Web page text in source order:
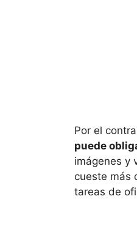
Por el
puede
imágenes y
cueste más
tareas de